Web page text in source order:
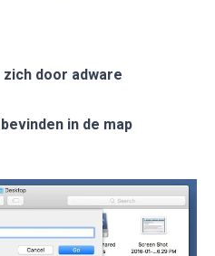
door adware
in de map